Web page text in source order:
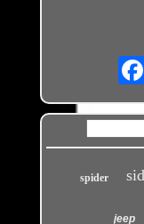
spider
jeep